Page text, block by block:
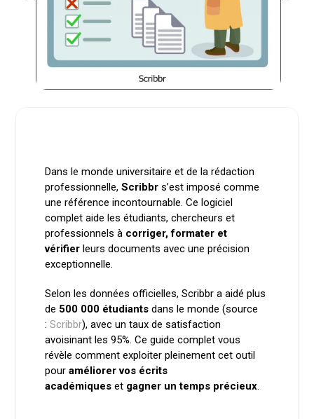
Dans le monde universitaire et de la rédaction
professionnelle, Scribbrs’est imposé comme
une référence incontournable. Ce logiciel
complet aide les étudiants, chercheurs et
professionnels à corriger, formater et
vérifierleurs documents avec une précision
exceptionnelle.
Selon les données officielles, Scribbr a aidé plus
de 500 000 étudiantsdans le monde (source
: Scribbr), avec un taux de satisfaction
avoisinant les 95%. Ce guide complet vous
révèle comment exploiter pleinement cet outil
pour améliorer vos écrits
académiqueset gagner un temps précieux.